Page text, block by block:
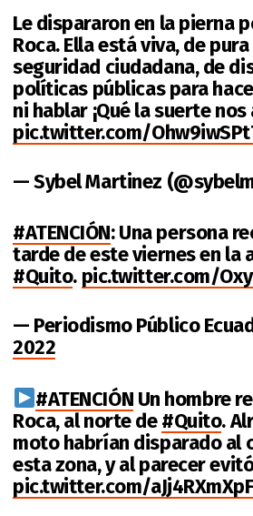
Le dispararon en la pierna
Roca. Ella está viva, de
seguridad ciudadana, de
políticas públicas para
ni hablar ¡Qué la suerte
pic.twitter.com/
— Sybel Martinez
#ATENCIÓN: Una persona
tarde de este viernes en la
#Quito. pic.twitter.com/
— Periodismo Público
2022
#ATENCIÓN Un hombre
Roca, al norte de#Quito.
moto habrían disparado al
esta zona, y al parecer
pic.twitter.com/aJj4RXmXpF